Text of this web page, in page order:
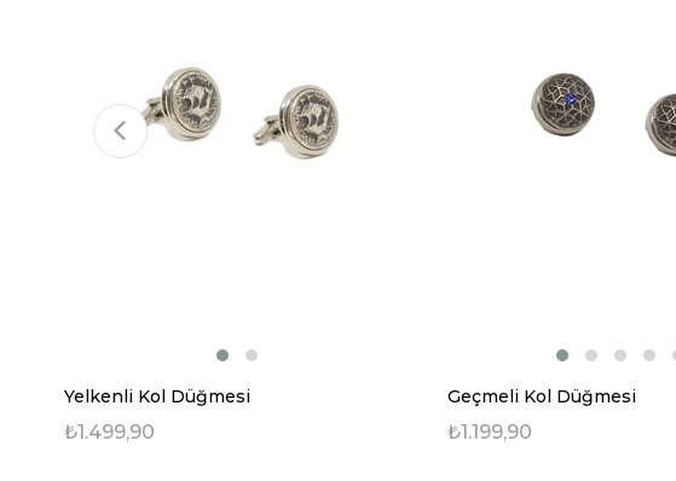
Yelkenli Kol Düğmesi
₺1.499,90
Geçmeli Kol Düğmesi
₺1.199,90